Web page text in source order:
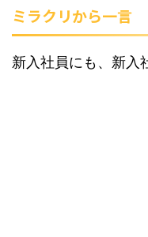
ミラクリから一言
新入社員にも、新入